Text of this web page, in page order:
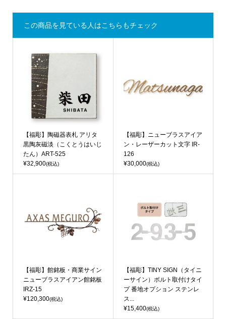
この商品を見ている人はこちらもチェック
【福彫】陶磁器表札 アリタ
黒陶灰磁淡（こくとうはいじ
たん）ART-525
¥32,900(税込)
【福彫】ニューブラスアイア
ン・レーザーカット文字 IR-
126
¥30,000(税込)
【福彫】館銘板・商業サイン
ニューブラスアイアン館銘板
IRZ-15
¥120,300(税込)
【福彫】TINY SIGN（タイニ
ーサイン）ボルト取付けタイ
プ 番地オプション ステンレ
ス...
¥15,400(税込)